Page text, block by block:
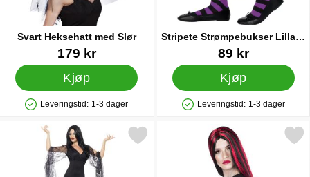
Svart Heksehatt med Slør
Varenummer 15975
179 kr
Kjøp
Produkttilgjengelighet: På lager
Leveringstid: 1-3 dager
Stripete Strømpebukser Lilla &
Svarte Barn
Varenummer 16072
89 kr
Kjøp
Produkttilgjengelighet: På lager
Leveringstid: 1-3 dager
Merk udødelig Sjel Kjole Kostyme som favorittMerk hekseparykk Svart